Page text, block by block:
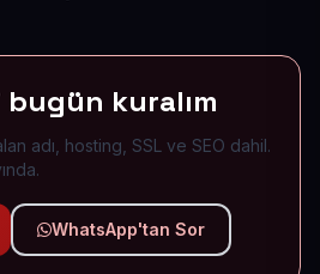
kuralım
adı, hosting, SSL ve SEO dahil.
WhatsApp'tan Sor